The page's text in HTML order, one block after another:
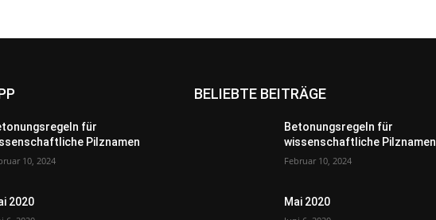
für
Pilznamen
10, 2024
2020
BELIEBTE BEITRÄGE
Betonungsregeln für
wissenschaftliche Pilznamen
Februar 10, 2024
Mai 2020